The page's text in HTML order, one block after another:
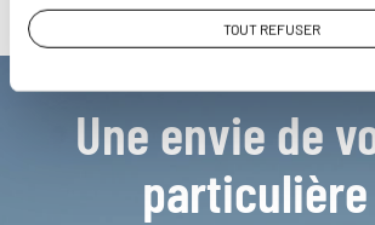
TOUT REFUSER
Une envie de